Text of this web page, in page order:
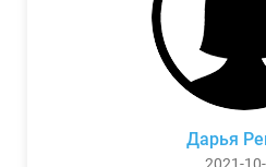
Дарья